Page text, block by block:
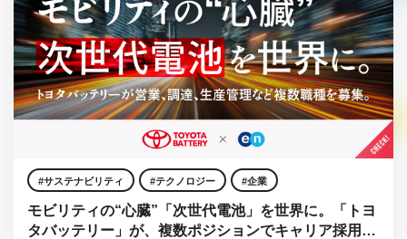
サステナビリティ テクノロジー 企業
モビリティの“心臓”「次世代電池」を世界に。「トヨ
タバッテリー」が、複数ポジションでキャリア採用を